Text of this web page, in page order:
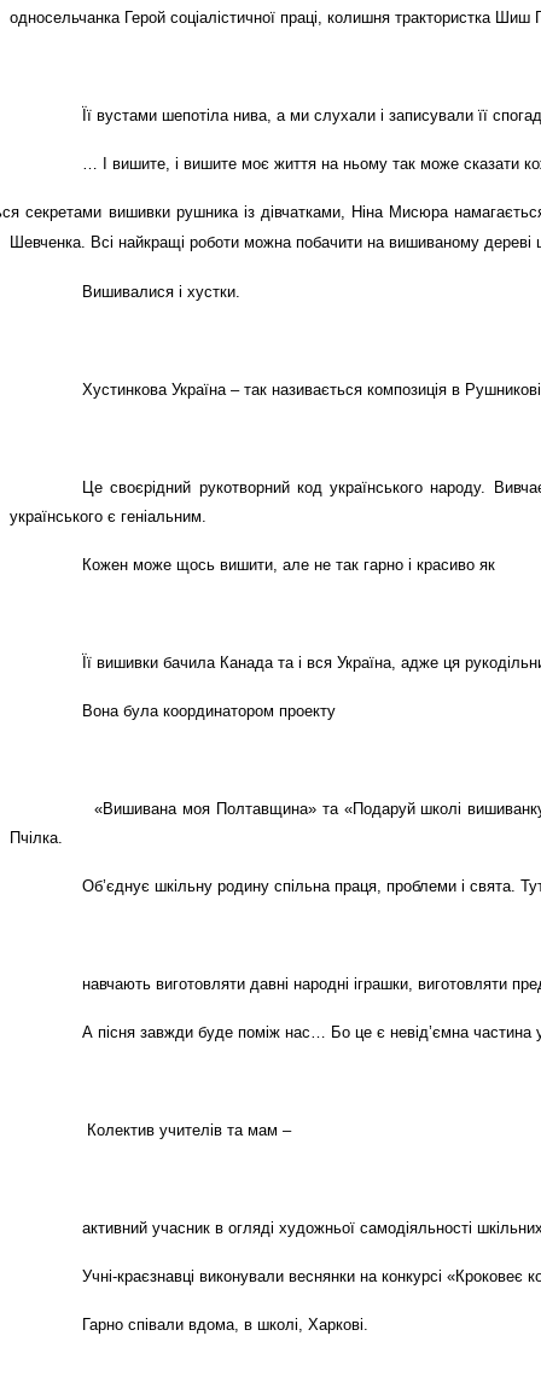
односельчанка Герой соціалістичної праці, колишня трактористка Шиш
Її вустами шепотіла нива, а ми слухали і записували її
… І вишите, і вишите моє життя на ньому так може сказати
секретами вишивки рушника із дівчатками, Ніна Мисюра
Шевченка. Всі найкращі роботи можна побачити на вишиваному дереві
Вишивалися і хустки.
Хустинкова Україна – так називається композиція в
Це своєрідний рукотворний код українського народу.
українського є геніальним.
Кожен може щось вишити, але не так гарно і красиво як
Її вишивки бачила Канада та і вся Україна, адже ця
Вона була координатором проекту
«Вишивана моя Полтавщина» та «Подаруй школі
Пчілка.
Об’єднує шкільну родину спільна праця, проблеми і свята.
навчають виготовляти давні народні іграшки, виготовляти
А пісня завжди буде поміж нас… Бо це є невід’ємна частина
Колектив учителів та мам –
активний учасник в огляді художньої самодіяльності
Учні-краєзнавці виконували веснянки на конкурсі «Кроковеє
Гарно співали вдома, в школі, Харкові.